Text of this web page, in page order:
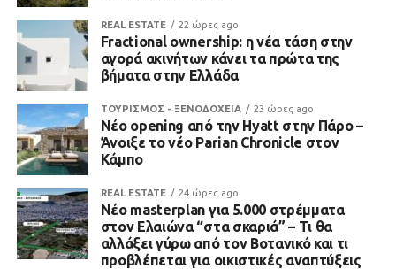
REAL ESTATE 22 ώρες ago
Fractional ownership: η νέα τάση στην
αγορά ακινήτων κάνει τα πρώτα της
βήματα στην Ελλάδα
ΤΟΥΡΙΣΜΟΣ - ΞΕΝΟΔΟΧΕΙΑ 23 ώρες ago
Νέο opening από την Hyatt στην Πάρο –
Άνοιξε το νέο Parian Chronicle στον
Κάμπο
REAL ESTATE 24 ώρες ago
Νέο masterplan για 5.000 στρέμματα
στον Ελαιώνα “στα σκαριά” – Τι θα
αλλάξει γύρω από τον Βοτανικό και τι
προβλέπεται για οικιστικές αναπτύξεις